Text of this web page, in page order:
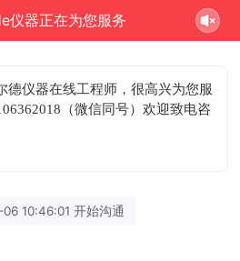
仪器正在为您服务
德仪器在线工程师，很高兴为您服
（微信同号）欢迎致电咨
10:46:01 开始沟通